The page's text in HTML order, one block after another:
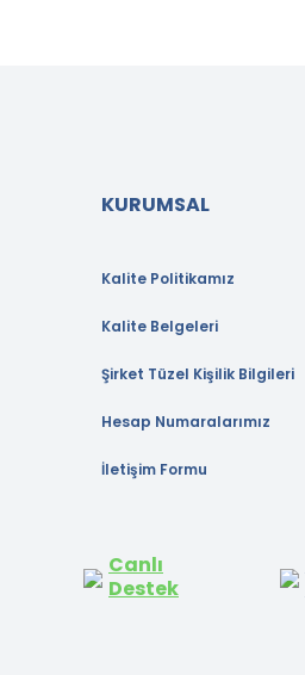
KURUMSAL
Kalite Politikamız
Kalite Belgeleri
Şirket Tüzel Kişilik Bilgileri
Hesap Numaralarımız
İletişim Formu
Canlı
Destek